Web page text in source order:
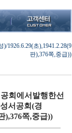
1926.6.29(초),1941.2.28(9
판),376쪽,중급))
회에서발행한선
서공회(경
),376쪽,중급))